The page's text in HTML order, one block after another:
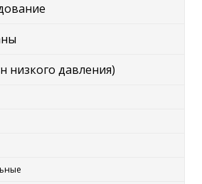
низкого давления)